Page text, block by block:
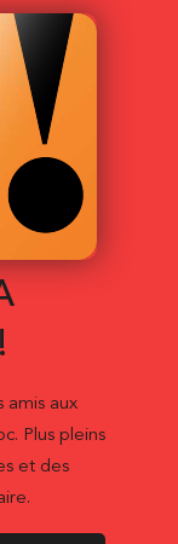
amis aux
Plus pleins
et des